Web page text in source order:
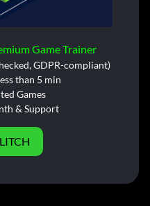
Game Trainer
GDPR-compliant)
than 5 min
Games
& Support